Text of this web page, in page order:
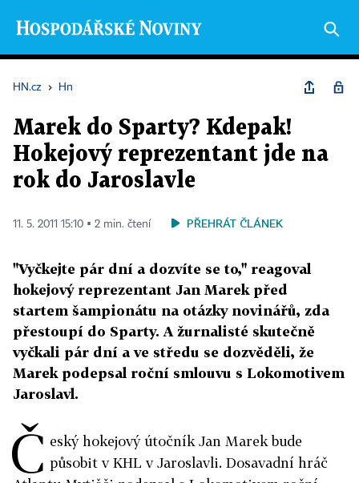
HN.cz › Hn
Marek do Sparty? Kdepak!
Hokejový reprezentant jde na
rok do Jaroslavle
11. 5. 2011 15:10 ▪ 2 min. čtení PŘEHRÁT ČLÁNEK
"Vyčkejte pár dní a dozvíte se to," reagoval
hokejový reprezentant Jan Marek před
startem šampionátu na otázky novinářů, zda
přestoupí do Sparty. A žurnalisté skutečně
vyčkali pár dní a ve středu se dozvěděli, že
Marek podepsal roční smlouvu s Lokomotivem
Jaroslavl.
Č eský hokejový útočník Jan Marek bude
působit v KHL v Jaroslavli. Dosavadní hráč